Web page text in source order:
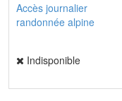
Accès journalier
randonnée alpine
Indisponible